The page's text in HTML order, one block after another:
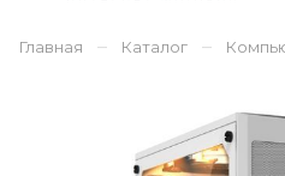
Главная – Каталог –